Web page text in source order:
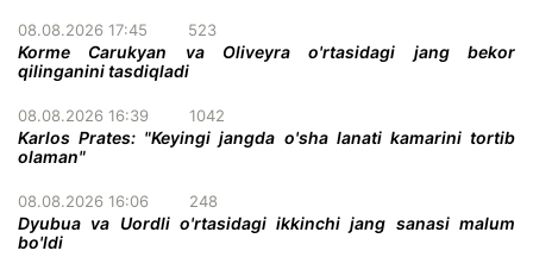
08.08.2026 17:45 523
Korme Carukyan va Oliveyra o'rtasidagi jang bekor
qilinganini tasdiqladi
08.08.2026 16:39 1042
Karlos Prates: "Keyingi jangda o'sha lanati kamarini tortib
olaman"
08.08.2026 16:06 248
Dyubua va Uordli o'rtasidagi ikkinchi jang sanasi malum
bo'ldi